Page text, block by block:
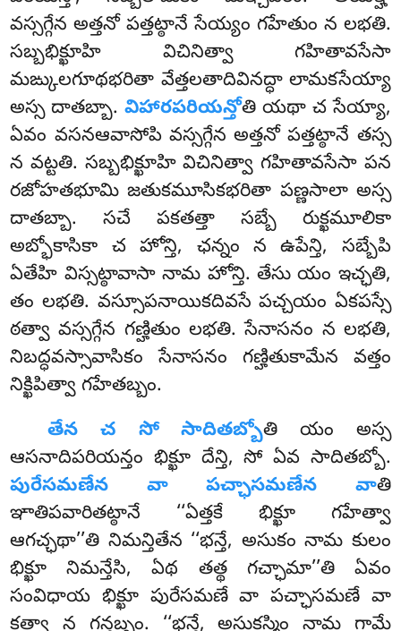
వస్సగ్గేన అత్తనో పత్తట్ఠానే సేయ్యం గహేతుం న లభతి.
సబ్బభిక్ఖూహి విచినిత్వా గహితావసేసా
మఙ్కులగూథభరితా వేత్తలతాదివినద్ధా లామకసేయ్యా
అస్స దాతబ్బా.విహారపరియన్తోతి యథా చ సేయ్యా,
ఏవం వసనఆవాసోపి వస్సగ్గేన అత్తనో పత్తట్ఠానే తస్స
న వట్టతి. సబ్బభిక్ఖూహి విచినిత్వా గహితావసేసా పన
రజోహతభూమి జతుకమూసికభరితా పణ్ణసాలా అస్స
దాతబ్బా. సచే పకతత్తా సబ్బే రుక్ఖమూలికా
అబ్భోకాసికా చ హోన్తి, ఛన్నం న ఉపేన్తి, సబ్బేపి
ఏతేహి విస్సట్ఠావాసా నామ హోన్తి. తేసు యం ఇచ్ఛతి,
తం లభతి. వస్సూపనాయికదివసే పచ్చయం ఏకపస్సే
ఠత్వా వస్సగ్గేన గణ్హితుం లభతి. సేనాసనం న లభతి,
నిబద్ధవస్సావాసికం సేనాసనం గణ్హితుకామేన వత్తం
నిక్ఖిపిత్వా గహేతబ్బం.
తేన
చ సో సాదితబ్బోతి యం అస్స
ఆసనాదిపరియన్తం భిక్ఖూ దేన్తి, సో ఏవ సాదితబ్బో.
పురేసమణేన వా పచ్ఛాసమణేన వాతి
ఞాతిపవారితట్ఠానే ‘‘ఏత్తకే భిక్ఖూ గహేత్వా
ఆగచ్ఛథా’’తి నిమన్తితేన ‘‘భన్తే, అసుకం నామ కులం
భిక్ఖూ నిమన్తేసి, ఏథ తత్థ గచ్ఛామా’’తి ఏవం
సంవిధాయ భిక్ఖూ పురేసమణే వా పచ్ఛాసమణే వా
కత్వా న గన్తబ్బం. ‘‘భన్తే, అసుకస్మిం నామ గామే